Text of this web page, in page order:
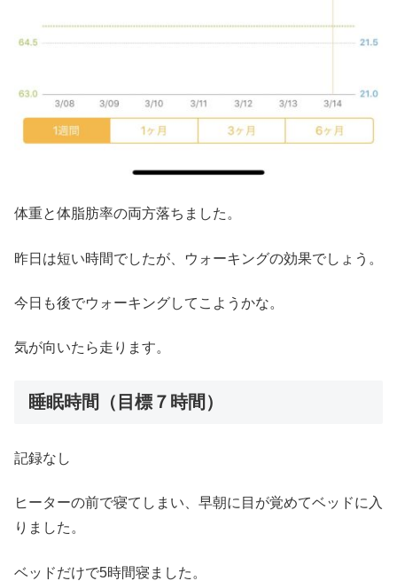
体重と体脂肪率の両方落ちました。
昨日は短い時間でしたが、ウォーキングの効果でしょう。
今日も後でウォーキングしてこようかな。
気が向いたら走ります。
睡眠時間（目標７時間）
記録なし
ヒーターの前で寝てしまい、早朝に目が覚めてベッドに入
りました。
ベッドだけで5時間寝ました。